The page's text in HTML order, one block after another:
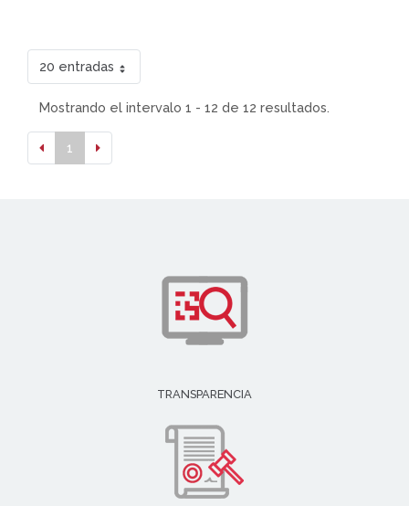
20 entradas
Mostrando el intervalo 1 - 12 de 12 resultados.
1
TRANSPARENCIA